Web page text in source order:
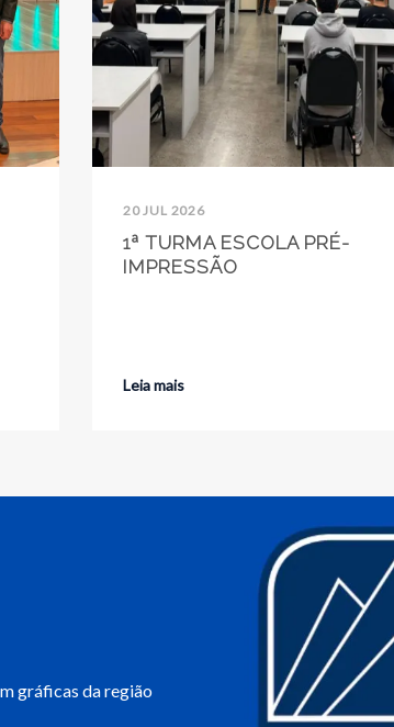
20 JUL 2026
1ª TURMA ESCOLA PRÉ-
IMPRESSÃO
Leia mais
gráficas da região